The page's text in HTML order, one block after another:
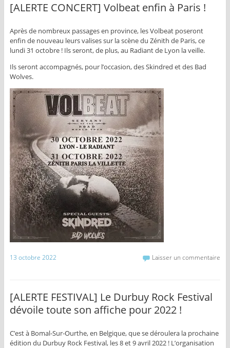
[ALERTE CONCERT] Volbeat enfin à Paris !
Après de nombreux passages en province, les Volbeat poseront
enfin de nouveau leurs valises sur la scène du Zénith de Paris, ce
lundi 31 octobre ! Ils seront, de plus, au Radiant de Lyon la veille.
Ils seront accompagnés, pour l’occasion, des Skindred et des Bad
Wolves.
13 octobre 2022 Laisser un commentaire
[ALERTE FESTIVAL] Le Durbuy Rock Festival
dévoile toute son affiche pour 2022 !
C’est à Bomal-Sur-Ourthe, en Belgique, que se déroulera la prochaine
édition du Durbuy Rock Festival, les 8 et 9 avril 2022 ! L’organisation